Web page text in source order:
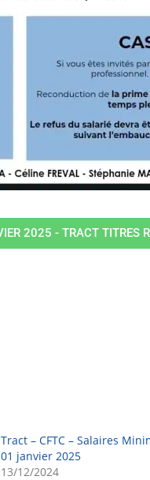
2025 - TRACT TITRES
Tract – CFTC – Salaires
01 janvier 2025
13/12/2024